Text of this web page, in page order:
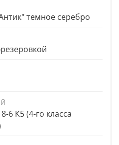
темное серебро
6 К5 (4-го класса